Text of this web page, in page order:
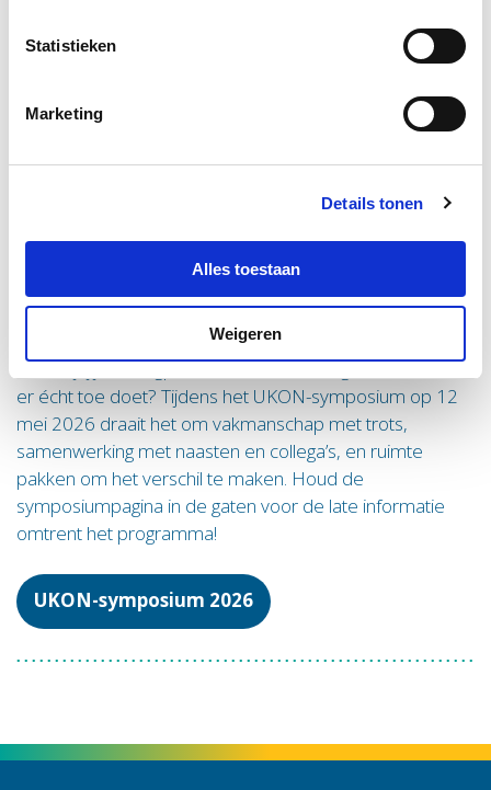
Statistieken
Marketing
Details tonen
Alles toestaan
Weigeren
Zorg met lef! - Samen kleuren we de zorg
De zorg staat nooit stil. Nieuwe generaties, andere
verwachtingen, slimme technologieën: alles beweegt.
Hoe blijf jij als zorgprofessional staan en gaan voor wat
er écht toe doet? Tijdens het UKON-symposium op 12
mei 2026 draait het om vakmanschap met trots,
samenwerking met naasten en collega’s, en ruimte
pakken om het verschil te maken. Houd de
symposiumpagina in de gaten voor de late informatie
omtrent het programma!
UKON-symposium 2026